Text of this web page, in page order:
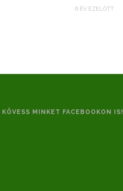
6 ÉV EZELŐTT
KÖVESS MINKET FACEBOOKON IS!